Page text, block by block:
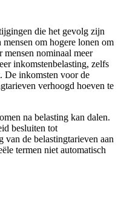
die het gevolg zijn
om hogere lonen om
mensen nominaal meer
inkomstenbelasting, zelfs
De inkomsten voor de
verhoogd hoeven te
na belasting kan dalen.
besluiten tot
van de belastingtarieven aan
termen niet automatisch